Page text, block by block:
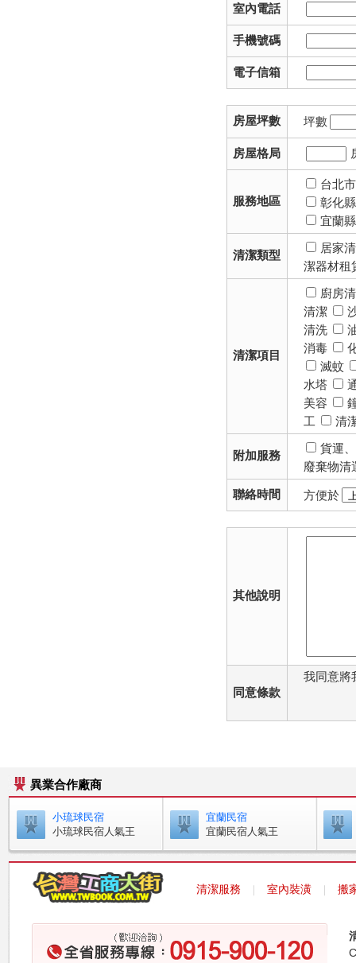
室內電話
手機號碼
電子信箱
房屋坪數 坪數
房屋格局
服務地區
台北
彰化
宜蘭
清潔類型
居家
潔器材租
清潔項目
廚房
清潔
清洗
消毒
滅蚊
水塔
美容
工
清
附加服務
貨運
廢棄物
聯絡時間 方便於
其他說明
同意條款
我同意將
異業合作廠商
小琉球民宿
小琉球民宿人氣王
宜蘭民宿
宜蘭民宿人氣王
清潔服務 室內裝潢 搬